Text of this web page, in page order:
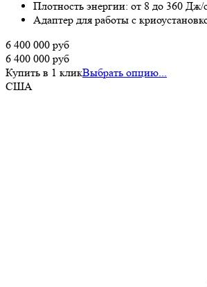
Плотность энергии: от 8 до 360 Дж/
Адаптер для работы с
6 400 000 руб
6 400 000 руб
Купить в 1 кликВыбрать опцию...
США